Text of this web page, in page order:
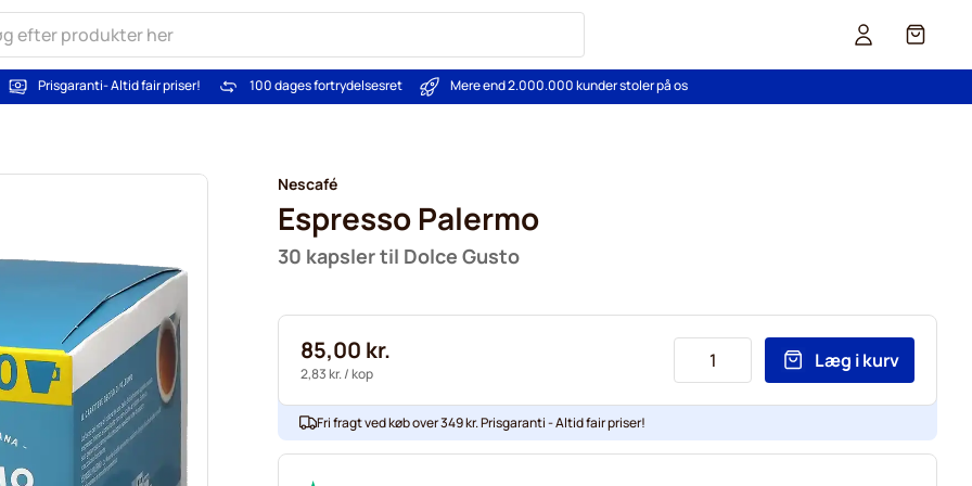
Cart
Prisgaranti- Altid fair priser! 100 dages fortrydelsesret Mere end 2.000.000 kunder stoler på os
Nescafé
Espresso Palermo
30 kapsler til Dolce Gusto
85,00 kr.
2,83 kr./ kop
Læg i kurv
Fri fragt ved køb over 349 kr. Prisgaranti - Altid fair priser!